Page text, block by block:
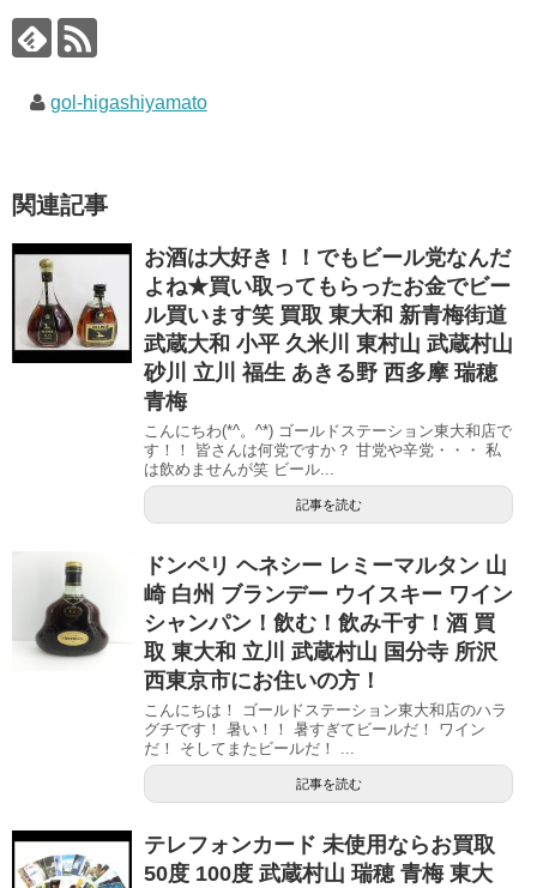
gol-higashiyamato
関連記事
お酒は大好き！！でもビール党なんだ
よね★買い取ってもらったお金でビー
ル買います笑 買取 東大和 新青梅街道
武蔵大和 小平 久米川 東村山 武蔵村山
砂川 立川 福生 あきる野 西多摩 瑞穂
青梅
こんにちわ(*^。^*) ゴールドステーション東大和店で
す！！ 皆さんは何党ですか？ 甘党や辛党・・・ 私
は飲めませんが笑 ビール...
記事を読む
ドンペリ ヘネシー レミーマルタン 山
崎 白州 ブランデー ウイスキー ワイン
シャンパン！飲む！飲み干す！酒 買
取 東大和 立川 武蔵村山 国分寺 所沢
西東京市にお住いの方！
こんにちは！ ゴールドステーション東大和店のハラ
グチです！ 暑い！！ 暑すぎてビールだ！ ワイン
だ！ そしてまたビールだ！ ...
記事を読む
テレフォンカード 未使用ならお買取
50度 100度 武蔵村山 瑞穂 青梅 東大